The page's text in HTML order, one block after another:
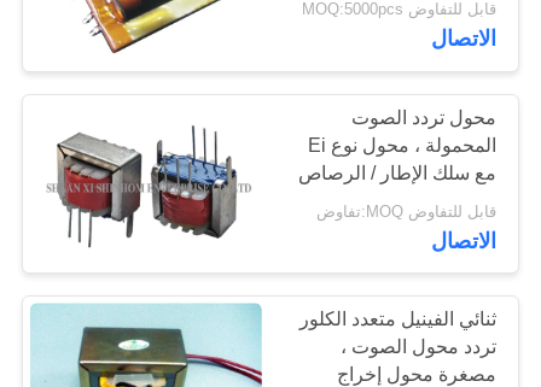
اتصل
بنا
أخبار
القضايا
اطلب
اقتباس
قابل للتفاوض MOQ:5000pcs
الاتصال
محول تردد الصوت
المحمولة ، محول نوع Ei
مع سلك الإطار / الرصاص
قابل للتفاوض MOQ:تفاوض
الاتصال
ثنائي الفينيل متعدد الكلور
تردد محول الصوت ،
مصغرة محول إخراج